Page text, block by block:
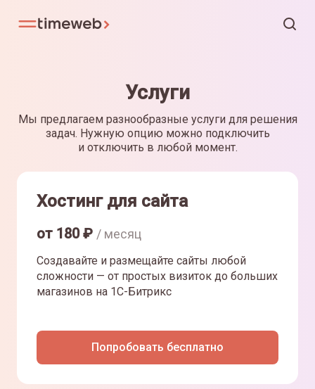
Услуги
Мы предлагаем разнообразные услуги для решения
задач. Нужную опцию можно подключить
и отключить в любой момент.
Хостинг для сайта
от 180₽ / месяц
Создавайте и размещайте сайты любой
сложности — от простых визиток до больших
магазинов на 1С-Битрикс
Попробовать бесплатно